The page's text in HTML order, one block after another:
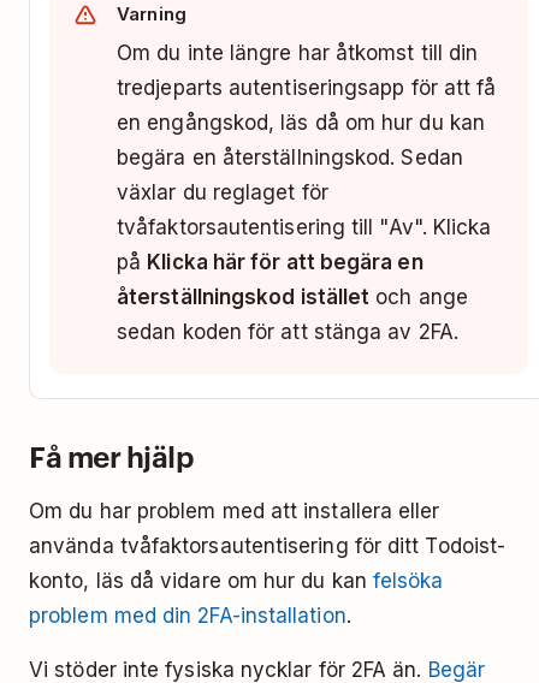
Varning
Om du inte längre har åtkomst till din
tredjeparts autentiseringsapp för att få
en engångskod, läs då om hur du kan
begära en återställningskod. Sedan
växlar du reglaget för
tvåfaktorsautentisering till "Av". Klicka
på Klicka här för att begära en
återställningskod istället och ange
sedan koden för att stänga av 2FA.
Få mer hjälp
Om du har problem med att installera eller
använda tvåfaktorsautentisering för ditt Todoist-
konto, läs då vidare om hur du kan felsöka
problem med din 2FA-installation.
Vi stöder inte fysiska nycklar för 2FA än. Begär